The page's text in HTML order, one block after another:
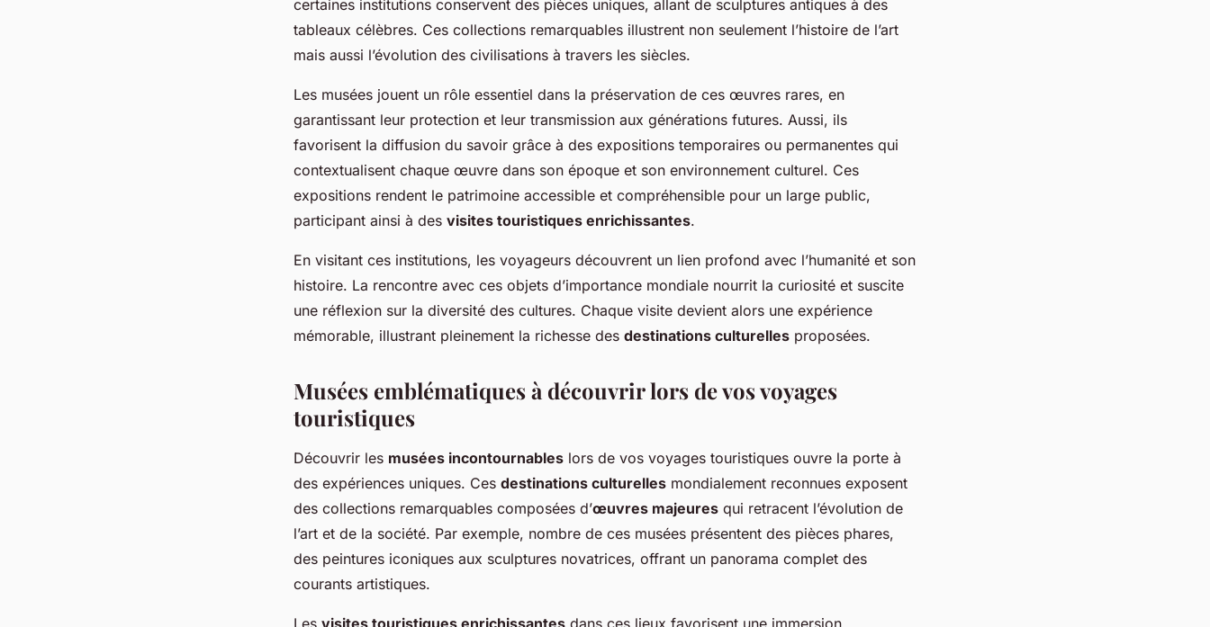
certaines institutions conservent des pièces uniques, allant de sculptures antiques à des
tableaux célèbres. Ces collections remarquables illustrent non seulement l’histoire de l’art
mais aussi l’évolution des civilisations à travers les siècles.
Les musées jouent un rôle essentiel dans la préservation de ces œuvres rares, en
garantissant leur protection et leur transmission aux générations futures. Aussi, ils
favorisent la diffusion du savoir grâce à des expositions temporaires ou permanentes qui
contextualisent chaque œuvre dans son époque et son environnement culturel. Ces
expositions rendent le patrimoine accessible et compréhensible pour un large public,
participant ainsi à des visites touristiques enrichissantes.
En visitant ces institutions, les voyageurs découvrent un lien profond avec l’humanité et son
histoire. La rencontre avec ces objets d’importance mondiale nourrit la curiosité et suscite
une réflexion sur la diversité des cultures. Chaque visite devient alors une expérience
mémorable, illustrant pleinement la richesse des destinations culturelles proposées.
Musées emblématiques à découvrir lors de vos voyages
touristiques
Découvrir les musées incontournables lors de vos voyages touristiques ouvre la porte à
des expériences uniques. Ces destinations culturelles mondialement reconnues exposent
des collections remarquables composées d’œuvres majeures qui retracent l’évolution de
l’art et de la société. Par exemple, nombre de ces musées présentent des pièces phares,
des peintures iconiques aux sculptures novatrices, offrant un panorama complet des
courants artistiques.
Les visites touristiques enrichissantes dans ces lieux favorisent une immersion